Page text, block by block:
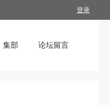
登录
集部 论坛留言